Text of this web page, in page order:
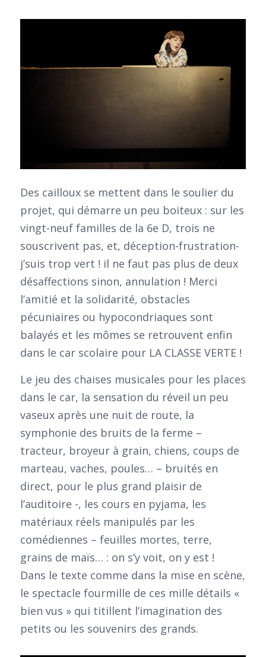
Des cailloux se mettent dans le soulier du
projet, qui démarre un peu boiteux : sur les
vingt-neuf familles de la 6e D, trois ne
souscrivent pas, et, déception-frustration-
j’suis trop vert ! il ne faut pas plus de deux
désaffections sinon, annulation ! Merci
l’amitié et la solidarité, obstacles
pécuniaires ou hypocondriaques sont
balayés et les mômes se retrouvent enfin
dans le car scolaire pour LA CLASSE VERTE !
Le jeu des chaises musicales pour les places
dans le car, la sensation du réveil un peu
vaseux après une nuit de route, la
symphonie des bruits de la ferme –
tracteur, broyeur à grain, chiens, coups de
marteau, vaches, poules… – bruités en
direct, pour le plus grand plaisir de
l’auditoire -, les cours en pyjama, les
matériaux réels manipulés par les
comédiennes – feuilles mortes, terre,
grains de maïs… : on s’y voit, on y est !
Dans le texte comme dans la mise en scène,
le spectacle fourmille de ces mille détails «
bien vus » qui titillent l’imagination des
petits ou les souvenirs des grands.